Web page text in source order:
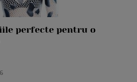
perfecte pentru o